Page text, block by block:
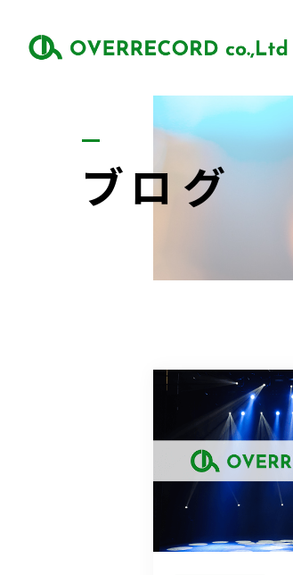
ブログ